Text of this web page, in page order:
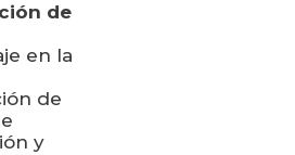
de
en la
de
y